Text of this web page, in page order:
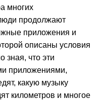
многих
продолжают
приложения и
описаны условия
зная, что эти
приложениями,
какую музыку
километров и многое